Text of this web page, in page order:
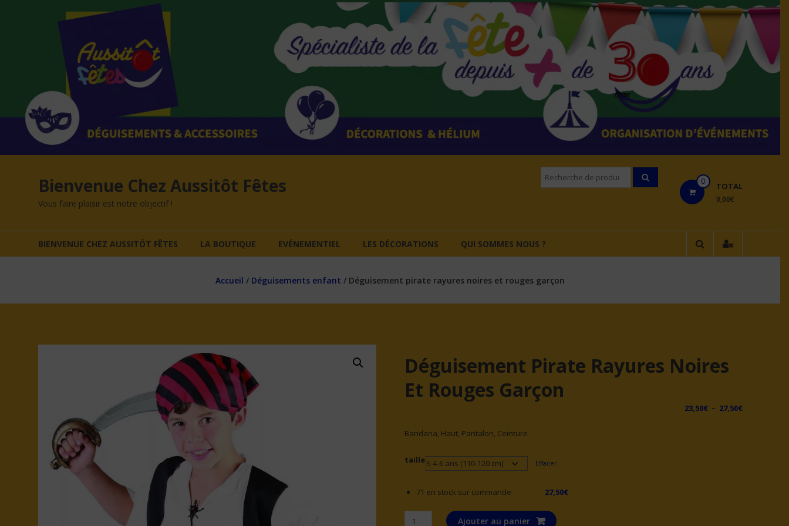
Bienvenue Chez Aussitôt Fêtes
Vous faire plaisir est notre objectif !
0 TOTAL
0,00€
Recherche
pourÂ :
BIENVENUE CHEZ AUSSITÔT FÊTES LA BOUTIQUE EVÉNEMENTIEL LES DÉCORATIONS QUI SOMMES NOUS ?
Accueil / Déguisements enfant / Déguisement pirate rayures noires et rouges garçon
Déguisement Pirate Rayures Noires
Et Rouges Garçon
23,50€ – 27,50€Plage
Bandana, Haut, Pantalon, Ceinture
taille Effacer
27,50€
71 en stock sur commande
quantité
Ajouter au panier